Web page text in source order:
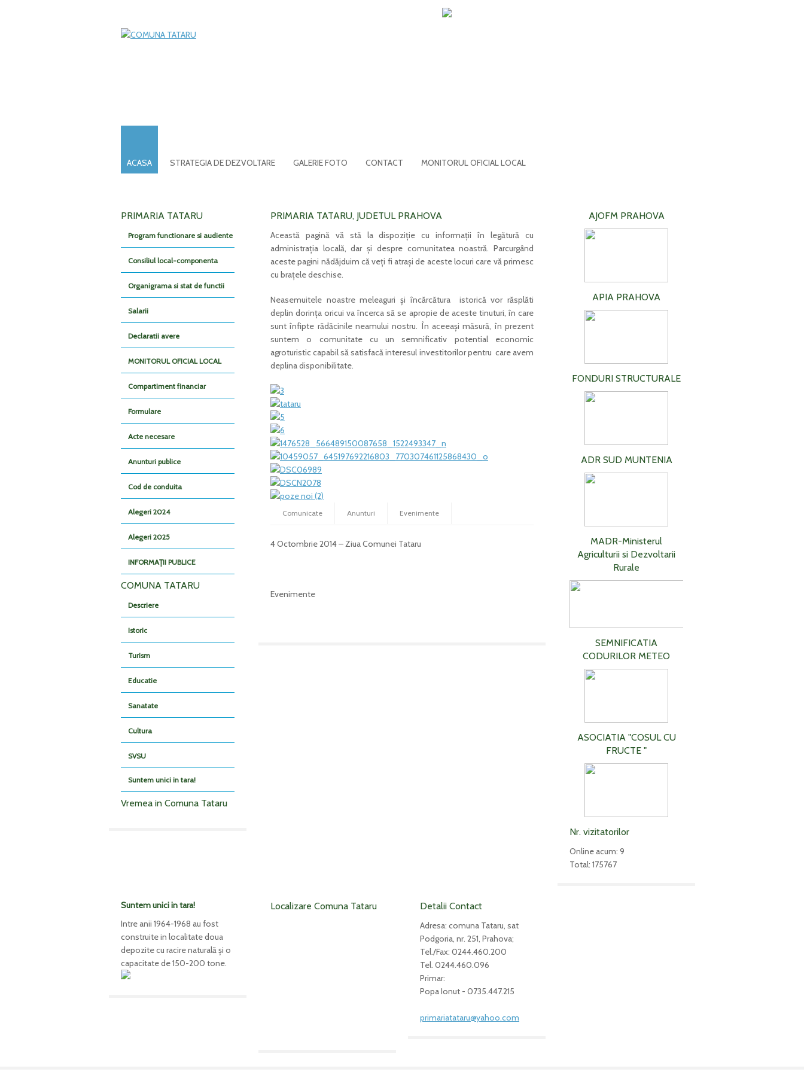
ACASA STRATEGIA DE DEZVOLTARE GALERIE FOTO CONTACT MONITORUL OFICIAL LOCAL
PRIMARIA TATARU
Program functionare si audiente
Consiliul local-componenta
Organigrama si stat de functii
Salarii
Declaratii avere
MONITORUL OFICIAL LOCAL
Compartiment financiar
Formulare
Acte necesare
Anunturi publice
Cod de conduita
Alegeri 2024
Alegeri 2025
INFORMAȚII PUBLICE
COMUNA TATARU
Descriere
Istoric
Turism
Educatie
Sanatate
Cultura
SVSU
Suntem unici in tara!
Vremea in Comuna Tataru
PRIMARIA TATARU, JUDETUL PRAHOVA
Această pagină vă stă la dispoziţie cu informaţii în legătură cu
administraţia locală, dar şi despre comunitatea noastră. Parcurgând
aceste pagini nădăjduim că veţi fi atraşi de aceste locuri care vă primesc
cu braţele deschise.
Neasemuitele noastre meleaguri şi încărcătura istorică vor răsplăti
deplin dorinţa oricui va încerca să se apropie de aceste tinuturi, în care
sunt înfipte rădăcinile neamului nostru. În aceeaşi măsură, în prezent
suntem o comunitate cu un semnificativ potential economic
agroturistic capabil să satisfacă interesul investitorilor pentru care avem
deplina disponibilitate.
Comunicate Anunturi Evenimente
4 Octombrie 2014 – Ziua Comunei Tataru
Evenimente
AJOFM PRAHOVA
APIA PRAHOVA
FONDURI STRUCTURALE
ADR SUD MUNTENIA
MADR-Ministerul
Agriculturii si Dezvoltarii
Rurale
SEMNIFICATIA
CODURILOR METEO
ASOCIATIA "COSUL CU
FRUCTE "
Nr. vizitatorilor
Online acum: 9
Total: 175767
Suntem unici in tara!
Intre anii 1964-1968 au fost
construite in localitate doua
depozite cu racire naturală şi o
capacitate de 150-200 tone.
Localizare Comuna Tataru Detalii Contact
Adresa: comuna Tataru, sat
Podgoria, nr. 251, Prahova;
Tel./Fax: 0244.460.200
Tel. 0244.460.096
Primar:
Popa Ionut - 0735.447.215
primariatataru@yahoo.com